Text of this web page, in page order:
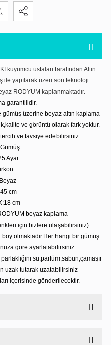
kuyumcu ustaları tarafından Altın
ile yapılarak üzeri son teknoloji
RODYUM kaplanmaktadır.
garantilidir.
gümüş üzerine beyaz altın kaplama
ve görüntü olarak fark yoktur.
ve tavsiye edebilirsiniz
Ayar
cm
cm
beyaz kaplama
için bizlere ulaşabilirsiniz)
olmaktadır.Her hangi bir gümüş
göre ayarlatabilirsiniz
su,parfüm,sabun,çamaşır
uzak tutarak uzatabilirsiniz
içerisinde gönderilecektir.